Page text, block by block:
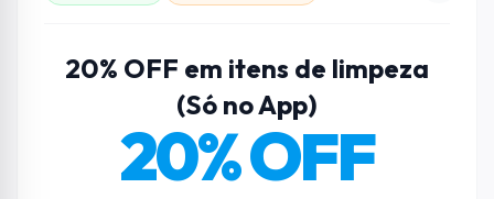
20% OFF em itens de limpeza
(Só no App)
20% OFF